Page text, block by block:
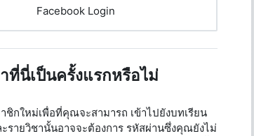
Facebook Login
ที่นี่เป็นครั้งแรกหรือไม่
กใหม่เพื่อที่คุณจะสามารถ เข้าไปยังบทเรียน
รายวิชานั้นอาจจะต้องการ รหัสผ่านซึ่งคุณยังไม่